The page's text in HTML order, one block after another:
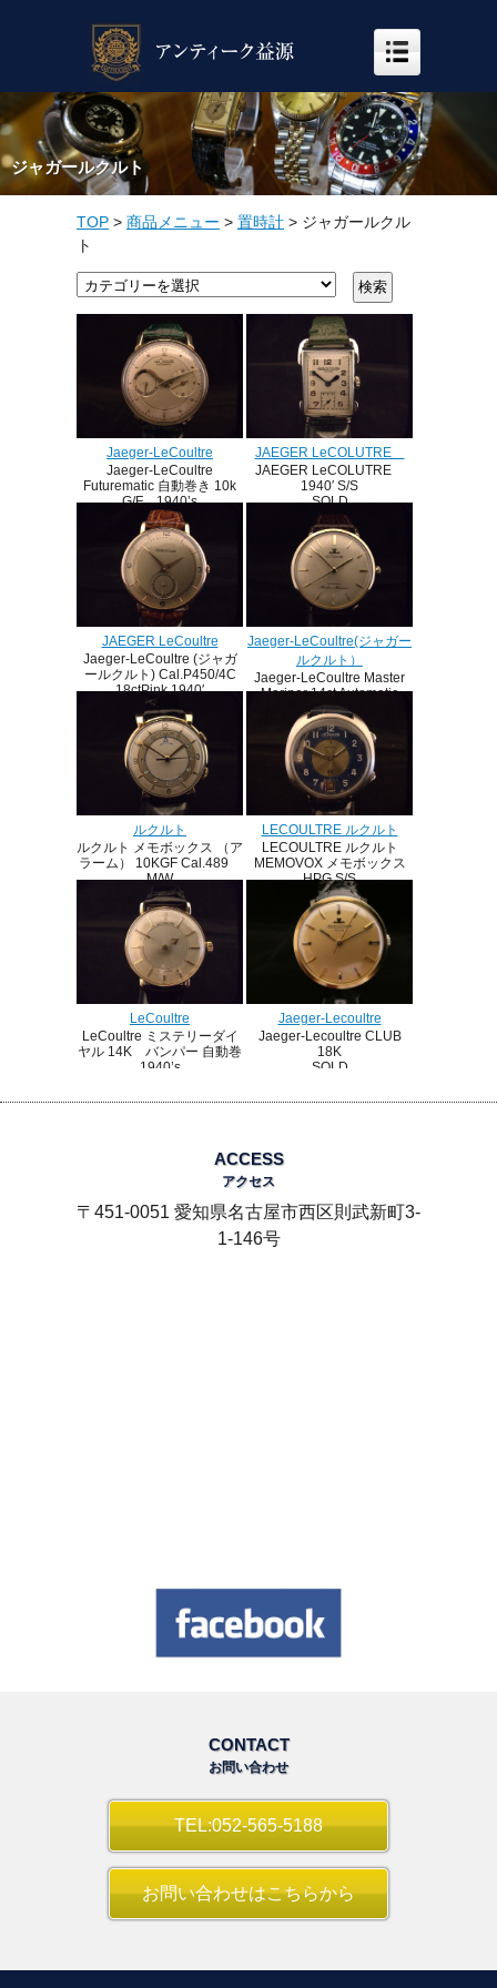
ジャガールクルト
TOP > 商品メニュー > 置時計 > ジャガールクル
ト
Jaeger-LeCoultre
Jaeger-LeCoultre
Futurematic 自動巻き 10k
G/F 1940’s
JAEGER LeCOLUTRE
JAEGER LeCOLUTRE
1940′ S/S
SOLD
JAEGER LeCoultre
Jaeger-LeCoultre (ジャガ
ールクルト) Cal.P450/4C
18ctPink 1940′
SOLD
Jaeger-LeCoultre(ジャガー
ルクルト）
Jaeger-LeCoultre Master
Mariner 14ct Automatic
1962
SOLD
ルクルト
ルクルト メモボックス （ア
ラーム） 10KGF Cal.489
M/W
1950年代
SOLD
LECOULTRE ルクルト
LECOULTRE ルクルト
MEMOVOX メモボックス
HPG S/S
1970’s
SOLD
LeCoultre
LeCoultre ミステリーダイ
ヤル 14K バンパー 自動巻
1940’s
Jaeger-Lecoultre
Jaeger-Lecoultre CLUB
18K
SOLD
ACCESS
アクセス
〒451-0051 愛知県名古屋市西区則武新町3-
1-146号
CONTACT
お問い合わせ
TEL:052-565-5188
お問い合わせはこちらから